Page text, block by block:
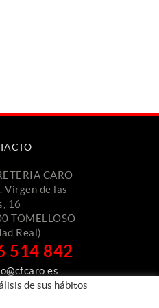
CARO
Virgen de las
16
TOMELLOSO
Real)
514 842
de sus hábitos